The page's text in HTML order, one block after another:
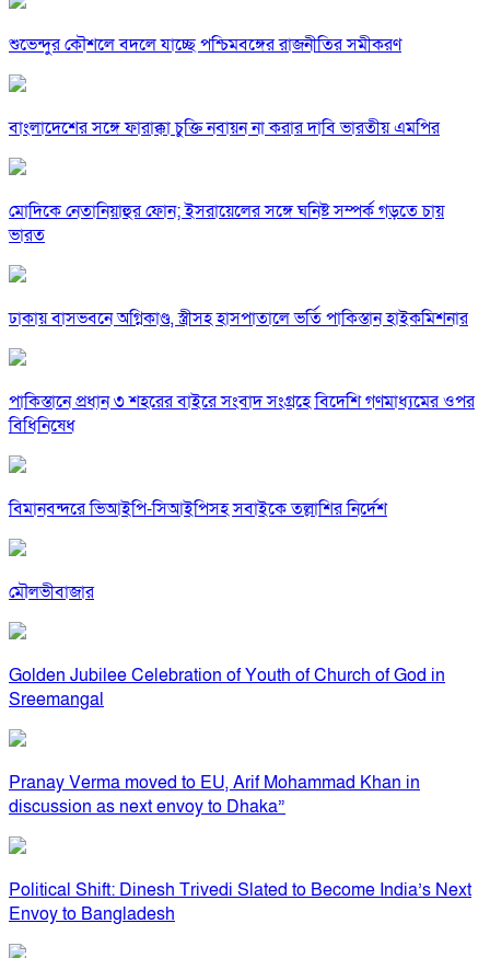
শুভেন্দুর কৌশলে বদলে যাচ্ছে পশ্চিমবঙ্গের রাজনীতির সমীকরণ
বাংলাদেশের সঙ্গে ফারাক্কা চুক্তি নবায়ন না করার দাবি ভারতীয় এমপির
মোদিকে নেতানিয়াহুর ফোন; ইসরায়েলের সঙ্গে ঘনিষ্ট সম্পর্ক গড়তে চায়
ভারত
ঢাকায় বাসভবনে অগ্নিকাণ্ড, স্ত্রীসহ হাসপাতালে ভর্তি পাকিস্তান হাইকমিশনার
পাকিস্তানে প্রধান ৩ শহরের বাইরে সংবাদ সংগ্রহে বিদেশি গণমাধ্যমের ওপর
বিধিনিষেধ
বিমানবন্দরে ভিআইপি-সিআইপিসহ সবাইকে তল্লাশির নির্দেশ
মৌলভীবাজার
Golden Jubilee Celebration of Youth of Church of God in
Sreemangal
Pranay Verma moved to EU, Arif Mohammad Khan in
discussion as next envoy to Dhaka”
Political Shift: Dinesh Trivedi Slated to Become India’s Next
Envoy to Bangladesh